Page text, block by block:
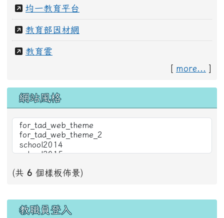
均一教育平台
教育部因材網
教育雲
[ more...
網站風格
(共 6 個樣板佈景)
右邊區域內容
教職員登入